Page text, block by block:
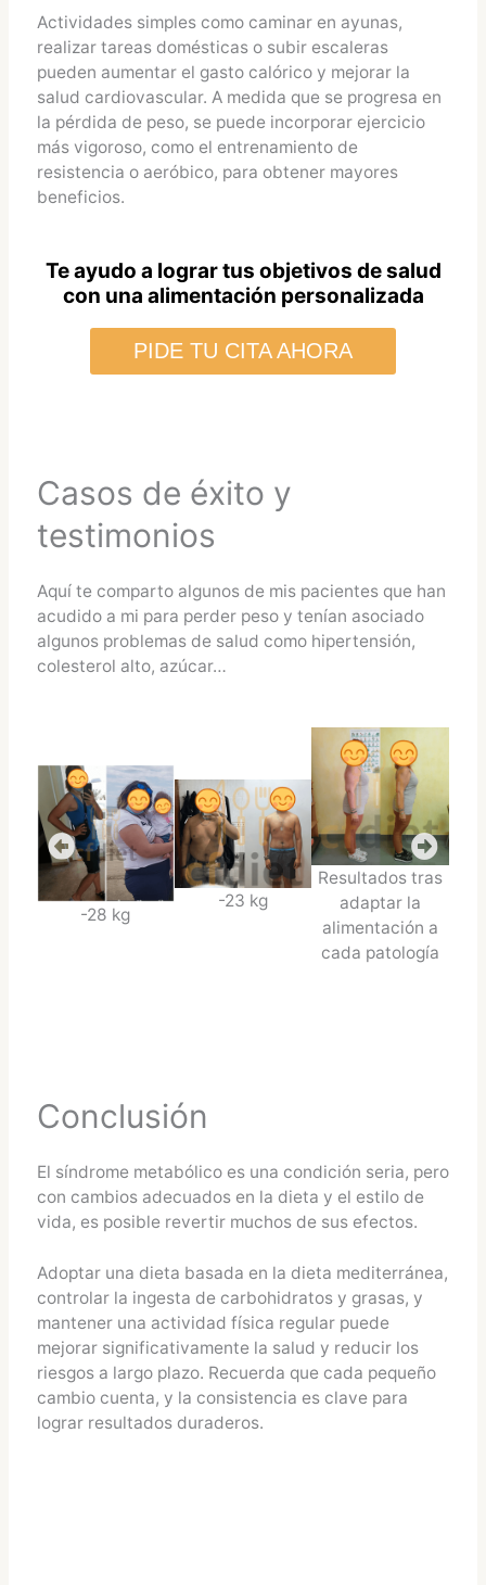
Actividades simples como caminar en ayunas,
realizar tareas domésticas o subir escaleras
pueden aumentar el gasto calórico y mejorar la
salud cardiovascular. A medida que se progresa en
la pérdida de peso, se puede incorporar ejercicio
más vigoroso, como el entrenamiento de
resistencia o aeróbico, para obtener mayores
beneficios.
Te ayudo a lograr tus objetivos de salud
con una alimentación personalizada
PIDE TU CITA AHORA
Casos de éxito y
testimonios
Aquí te comparto algunos de mis pacientes que han
acudido a mi para perder peso y tenían asociado
algunos problemas de salud como hipertensión,
colesterol alto, azúcar…
-28 kg
-23 kg
Resultados tras
adaptar la
alimentación a
cada patología
Conclusión
El síndrome metabólico es una condición seria, pero
con cambios adecuados en la dieta y el estilo de
vida, es posible revertir muchos de sus efectos.
Adoptar una dieta basada en la dieta mediterránea,
controlar la ingesta de carbohidratos y grasas, y
mantener una actividad física regular puede
mejorar significativamente la salud y reducir los
riesgos a largo plazo. Recuerda que cada pequeño
cambio cuenta, y la consistencia es clave para
lograr resultados duraderos.